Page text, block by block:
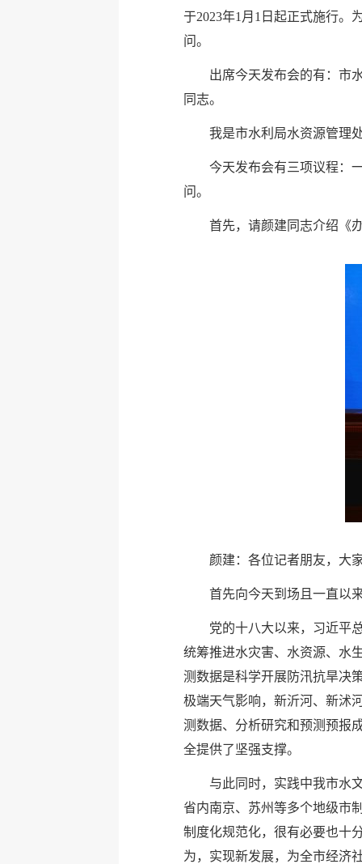
于2023年1月1日起正式施行。
问。
出席今天发布会的有：市
同志。
我是市水利局水资源管理
今天发布会有三项议程：
问。
首先，请颜建同志介绍《
颜建：各位记者朋友，大
首先向今天到场且一直以
党的十八大以来，习近平
统筹推进水灾害、水资源、水
测数据是科学开展防汛抗旱决
极端天气影响，新沂河、新沭
测数据、分析研究和预测预报
全提供了坚强支撑。
与此同时，实践中我市水
省内南京、苏州等多个地级市
制度化规范化，很有必要也十
为，实现新发展，为全市经济